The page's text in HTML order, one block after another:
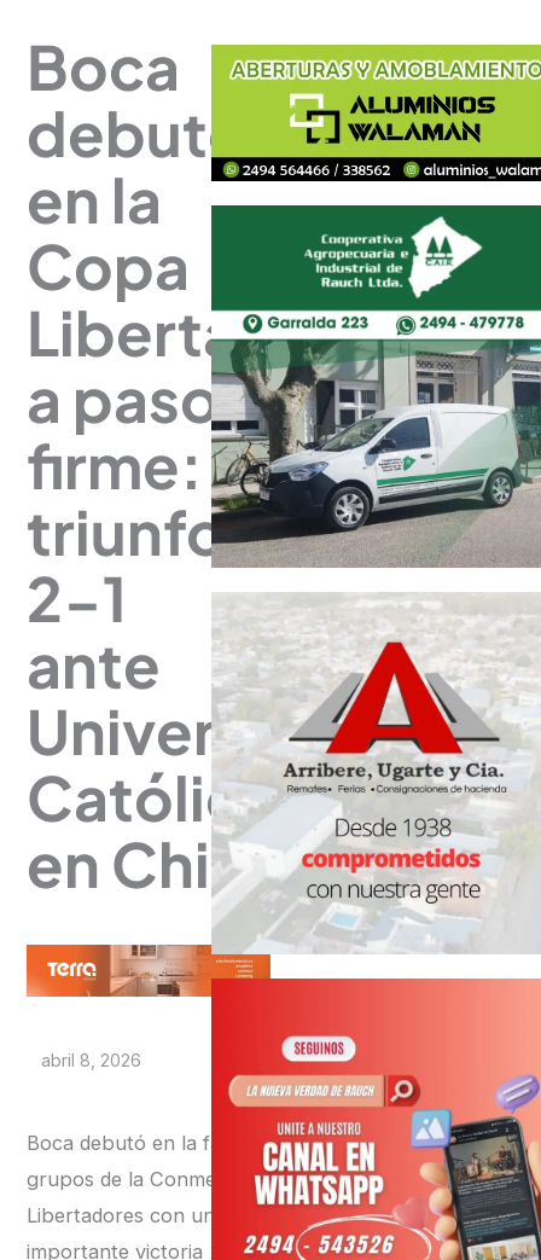
Boca
debutó
en la
Copa
Libertadores
a paso
firme:
triunfo
2-1
ante
Universidad
Católica
en Chile
abril 8, 2026
Boca debutó en la fase de
grupos de la Conmebol
Libertadores con una
importante victoria 2-1 en